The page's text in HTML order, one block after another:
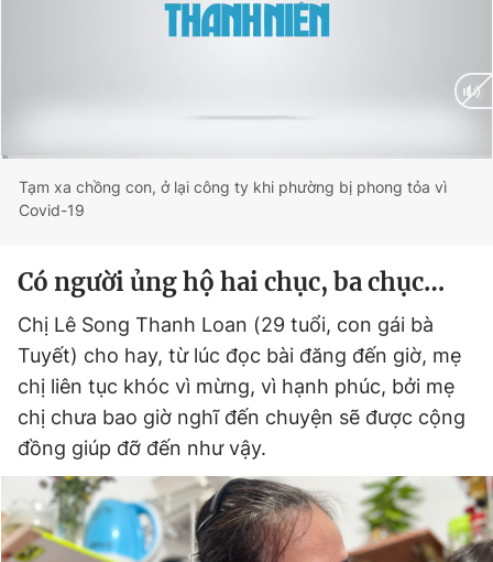
Time
Tạm xa chồng con, ở lại công ty khi phường bị phong tỏa vì
Covid-19
Có người ủng hộ hai chục, ba chục…
Chị Lê Song Thanh Loan (29 tuổi, con gái bà
Tuyết) cho hay, từ lúc đọc bài đăng đến giờ, mẹ
chị liên tục khóc vì mừng, vì hạnh phúc, bởi mẹ
chị chưa bao giờ nghĩ đến chuyện sẽ được cộng
đồng giúp đỡ đến như vậy.